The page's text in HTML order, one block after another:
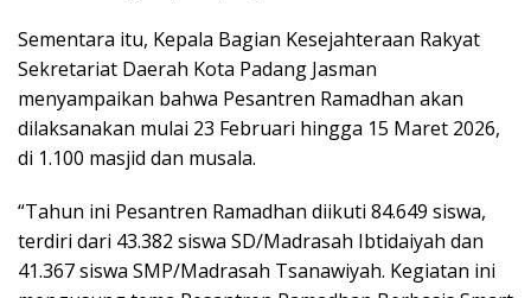
Sementara itu, Kepala Bagian Kesejahteraan Rakyat
Sekretariat Daerah Kota Padang Jasman
menyampaikan bahwa Pesantren Ramadhan akan
dilaksanakan mulai 23 Februari hingga 15 Maret 2026,
di 1.100 masjid dan musala.
“Tahun ini Pesantren Ramadhan diikuti 84.649 siswa,
terdiri dari 43.382 siswa SD/Madrasah Ibtidaiyah dan
41.367 siswa SMP/Madrasah Tsanawiyah. Kegiatan ini